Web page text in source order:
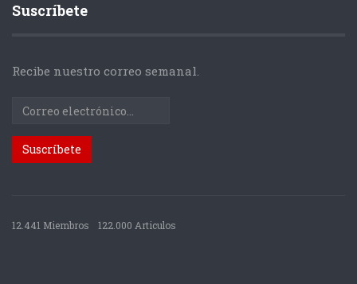
Suscríbete
Recibe nuestro correo semanal.
12.441 Miembros 122.000 Articulos